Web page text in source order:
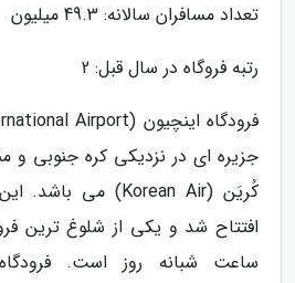
تعداد مسافران سالانه: 49.3 میلیون
رتبه فروگاه در سال قبل: 2
جزیره ای در نزدیکی کره جنوبی و